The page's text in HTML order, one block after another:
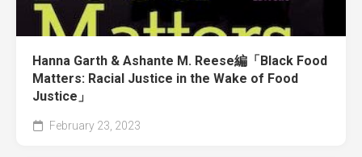
Hanna Garth & Ashante M. Reese編「Black Food
Matters: Racial Justice in the Wake of Food
Justice」
February 23, 2023